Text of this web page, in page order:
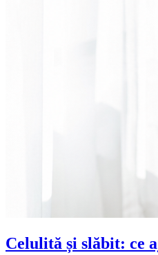
Celulită și slăbit: ce